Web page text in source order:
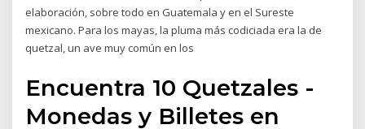
elaboración, sobre todo en Guatemala y en el Sureste
mexicano. Para los mayas, la pluma más codiciada era la de
quetzal, un ave muy común en los
Encuentra 10 Quetzales -
Monedas y Billetes en